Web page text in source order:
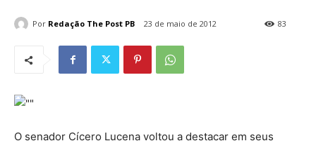
Por Redação The Post PB 23 de maio de 2012 83
O senador Cícero Lucena voltou a destacar em seus